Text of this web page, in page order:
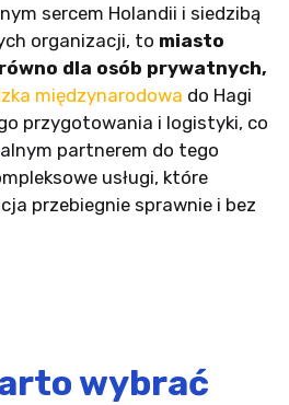
sercem Holandii i siedzibą
organizacji, to miasto
dla osób prywatnych,
międzynarodowa do Hagi
przygotowania i logistyki, co
partnerem do tego
usługi, które
przebiegnie sprawnie i bez
wybrać